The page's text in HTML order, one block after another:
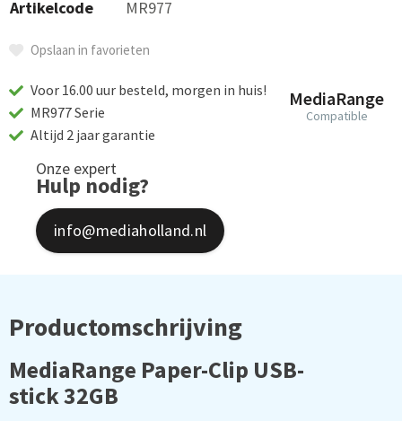
Artikelcode MR977
Opslaan in favorieten
MediaRange
Compatible
Voor 16.00 uur besteld, morgen in huis!
MR977 Serie
Altijd 2 jaar garantie
Onze expert
Hulp nodig?
info@mediaholland.nl
Productomschrijving
MediaRange Paper-Clip USB-
stick 32GB